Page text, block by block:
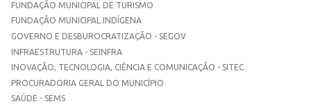
FUNDAÇÃO MUNICIPAL DE TURISMO
FUNDAÇÃO MUNICIPAL INDÍGENA
GOVERNO E DESBUROCRATIZAÇÃO - SEGOV
INFRAESTRUTURA - SEINFRA
INOVAÇÃO, TECNOLOGIA, CIÊNCIA E COMUNICAÇÃO - SITEC
PROCURADORIA GERAL DO MUNICÍPIO
SAÚDE - SEMS